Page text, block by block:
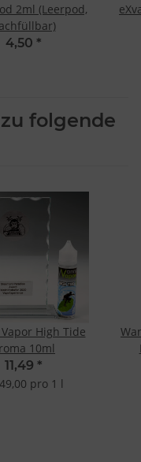
2ml (Leerpod,
4,50 *
folgende
High Tide
10ml
11,49 *
pro 1 l